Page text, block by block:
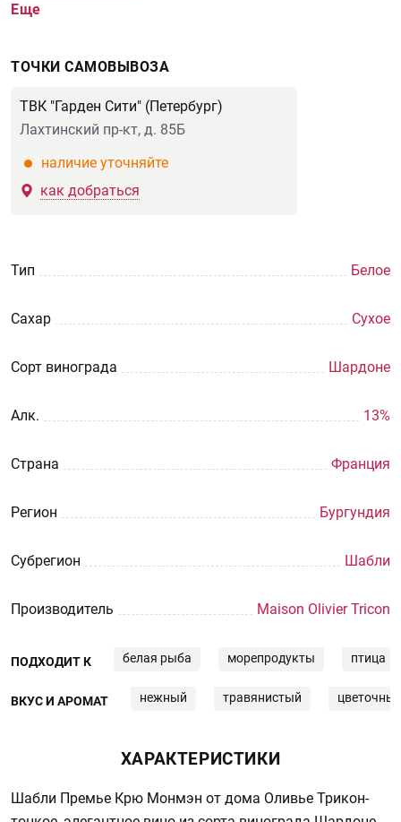
Еще
ТОЧКИ САМОВЫВОЗА
ТВК "Гарден Сити" (Петербург)
Лахтинский пр-кт, д. 85Б
наличие уточняйте
как добраться
Тип Белое
Сахар Сухое
Сорт винограда Шардоне
Aлк. 13%
Страна Франция
Регион Бургундия
Субрегион Шабли
Производитель Maison Olivier Tricon
ПОДХОДИТ К белая рыба морепродукты птица
ВКУС И АРОМАТ нежный травянистый
ХАРАКТЕРИСТИКИ
Шабли Премье Крю Монмэн от дома Оливье Трикон-